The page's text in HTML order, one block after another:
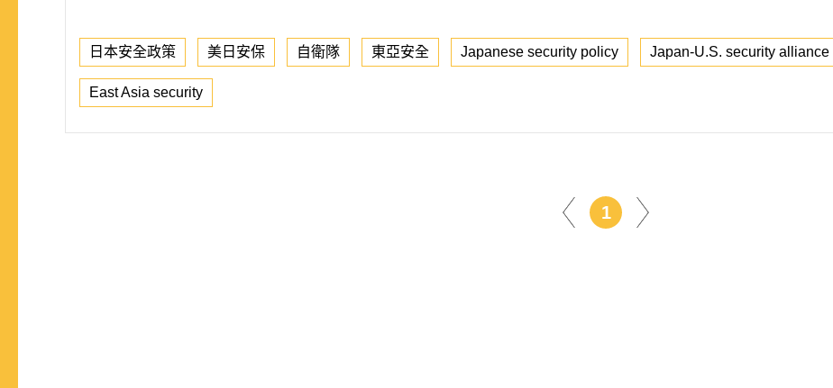
日本安全政策 美日安保 自衛隊 東亞安全 Japanese security policy Japan-U.S. security alliance
East Asia security
1